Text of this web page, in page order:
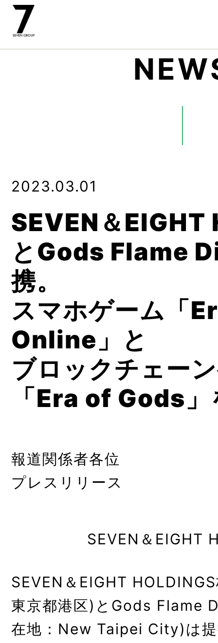
2023.03.01
SEVEN＆EIGHT
とGods Flame
携。
スマホゲーム「
Online」と
ブロックチェー
「Era of Gods
報道関係者各位
プレスリリース
SEVEN＆EIGHT
SEVEN＆EIGHT
東京都港区)とGods Flame
在地：New Taipei City)は